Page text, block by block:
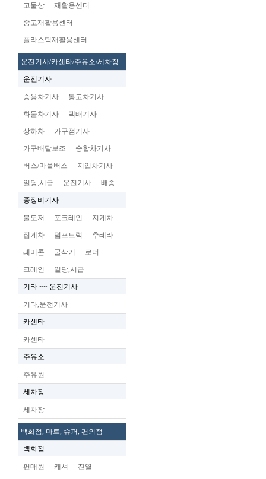
고물상 재활용센터
중고재활용센터
플라스틱재활용센터
운전기사/카센타/주유소/세차장
운전기사
승용차기사 봉고차기사
화물차기사 택배기사
상하차 가구점기사
가구배달보조 승합차기사
버스/마을버스 지입차기사
일당,시급 운전기사 배송
중장비기사
불도저 포크레인 지게차
집게차 덤프트럭 추레라
레미콘 굴삭기 로더
크레인 일당,시급
기타 ~~ 운전기사
기타,운전기사
카센타
카센타
주유소
주유원
세차장
세차장
백화점, 마트, 슈퍼, 편의점
백화점
편매원 캐셔 진열